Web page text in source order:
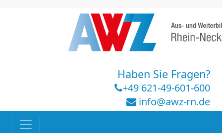
Haben Sie Fragen?
+49 621-49-601-600
info@awz-rn.de